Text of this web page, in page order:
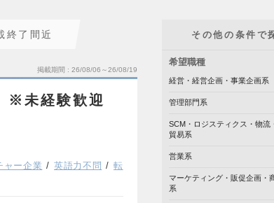
終了間近
掲載期間 26/08/06～26/08/19
※未経験歓迎
ャー企業 英語力不問
転
その他の条件で
希望職種
経営・経営企画・事業企画系
管理部門系
SCM・ロジスティクス・物流
貿易系
営業系
マーケティング・販促企画・
系